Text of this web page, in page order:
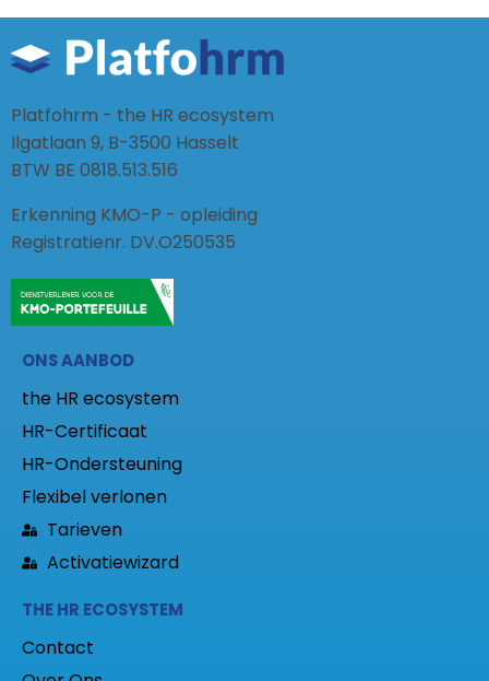
Platfohrm - the HR ecosystem
Ilgatlaan 9, B-3500 Hasselt
BTW BE 0818.513.516
Erkenning KMO-P - opleiding
Registratienr. DV.O250535
ONS AANBOD
the HR ecosystem
HR-Certificaat
HR-Ondersteuning
Flexibel verlonen
Tarieven
Activatiewizard
THE HR ECOSYSTEM
Contact